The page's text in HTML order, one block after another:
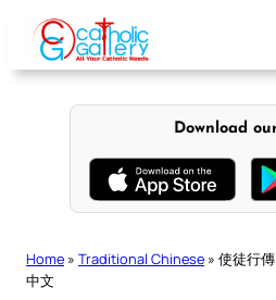
content
Download
Home » Traditional Chinese » 使徒行
中文